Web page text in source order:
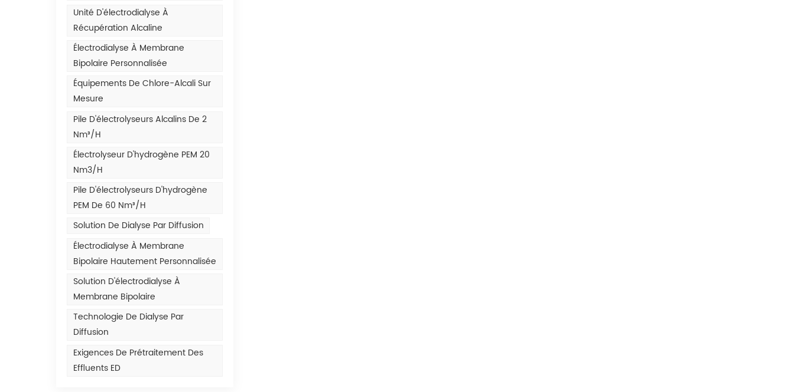
Unité D'électrodialyse À
Récupération Alcaline
Électrodialyse À Membrane
Bipolaire Personnalisée
Équipements De Chlore-Alcali Sur
Mesure
Pile D'électrolyseurs Alcalins De 2
Nm³/h
Électrolyseur D'hydrogène PEM 20
Nm3/h
Pile D'électrolyseurs D'hydrogène
PEM De 60 Nm³/h
Solution De Dialyse Par Diffusion
Électrodialyse À Membrane
Bipolaire Hautement Personnalisée
Solution D'électrodialyse À
Membrane Bipolaire
Technologie De Dialyse Par
Diffusion
Exigences De Prétraitement Des
Effluents ED